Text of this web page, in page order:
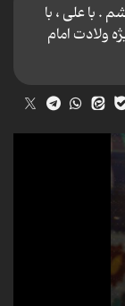
با علی ، با
ولادت امام